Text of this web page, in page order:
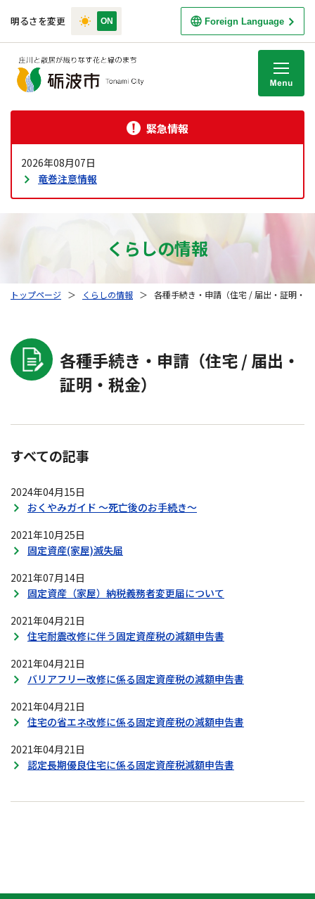
明るさを変更 Foreign Language
緊急情報
2026年08月07日
竜巻注意情報
くらしの情報
トップページ ＞ くらしの情報 ＞ 各種手続き・申請（住宅 / 届出・証明・
各種手続き・申請（住宅 / 届出・
証明・税金）
すべての記事
2024年04月15日
おくやみガイド ～死亡後のお手続き～
2021年10月25日
固定資産(家屋)滅失届
2021年07月14日
固定資産（家屋）納税義務者変更届について
2021年04月21日
住宅耐震改修に伴う固定資産税の減額申告書
2021年04月21日
バリアフリー改修に係る固定資産税の減額申告書
2021年04月21日
住宅の省エネ改修に係る固定資産税の減額申告書
2021年04月21日
認定長期優良住宅に係る固定資産税減額申告書